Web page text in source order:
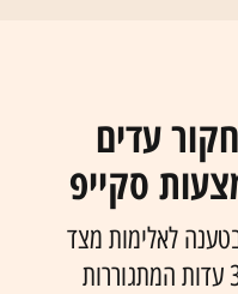
עדים
סקייפ
לאלימות מצד
בעלה, ביקשה להעיד דרך סקייפ 3 עדות המתגוררות